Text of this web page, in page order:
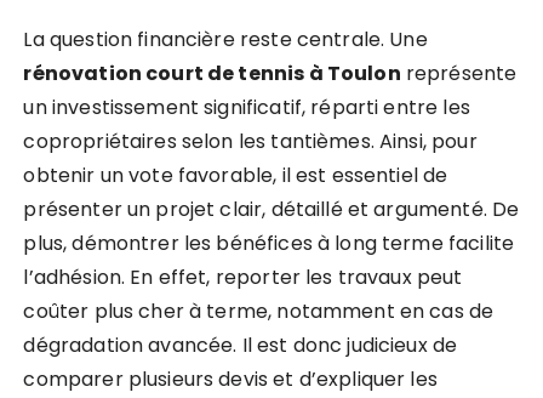
La question financière reste centrale. Une
rénovation court de tennis à Toulon représente
un investissement significatif, réparti entre les
copropriétaires selon les tantièmes. Ainsi, pour
obtenir un vote favorable, il est essentiel de
présenter un projet clair, détaillé et argumenté. De
plus, démontrer les bénéfices à long terme facilite
l’adhésion. En effet, reporter les travaux peut
coûter plus cher à terme, notamment en cas de
dégradation avancée. Il est donc judicieux de
comparer plusieurs devis et d’expliquer les